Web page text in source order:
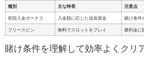
種別 主な特長 注意点
初回入金ボーナス 入金額に応じた追加資金 賭け条件
フリースピン 無料でスロットをプレイ 勝利金に
賭け条件を理解して効率よくクリ